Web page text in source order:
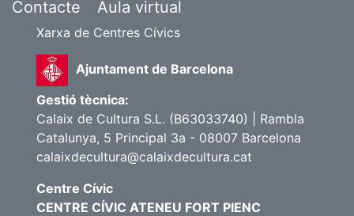
Contacte Aula virtual
Xarxa de Centres Cívics
Ajuntament de Barcelona
Gestió tècnica:
Calaix de Cultura S.L. (B63033740) | Rambla
Catalunya, 5 Principal 3a - 08007 Barcelona
calaixdecultura@calaixdecultura.cat
Centre Cívic
CENTRE CÍVIC ATENEU FORT PIENC